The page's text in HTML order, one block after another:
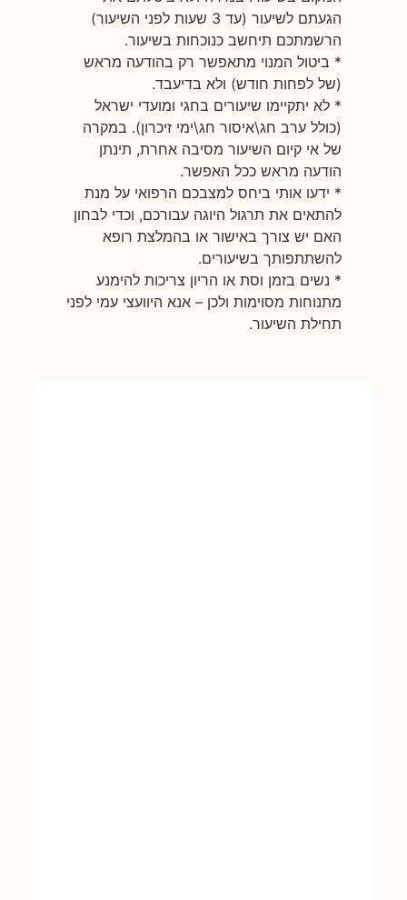
הגעתם לשיעור (עד 3 שעות לפני השיעור)
הרשמתכם תיחשב כנוכחות בשיעור.
* ביטול המנוי מתאפשר רק בהודעה מראש
(של לפחות חודש) ולא בדיעבד.
* לא יתקיימו שיעורים בחגי ומועדי ישראל
(כולל ערב חג\איסור חג\ימי זיכרון). במקרה
של אי קיום השיעור מסיבה אחרת, תינתן
הודעה מראש ככל האפשר.
* ידעו אותי ביחס למצבכם הרפואי על מנת
להתאים את תרגול היוגה עבורכם, וכדי לבחון
האם יש צורך באישור או בהמלצת רופא
להשתתפותך בשיעורים.
* נשים בזמן וסת או הריון צריכות להימנע
מתנוחות מסוימות ולכן – אנא היוועצי עמי לפני
תחילת השיעור.